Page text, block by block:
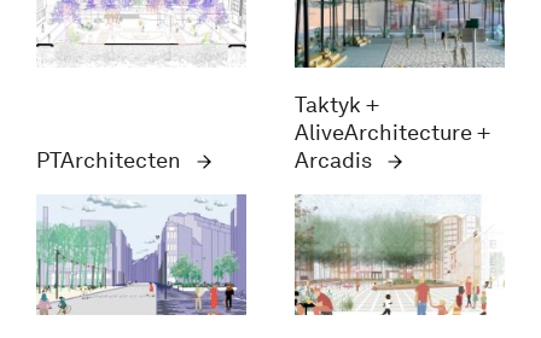
PTArchitecten
Taktyk +
AliveArchitecture +
Arcadis